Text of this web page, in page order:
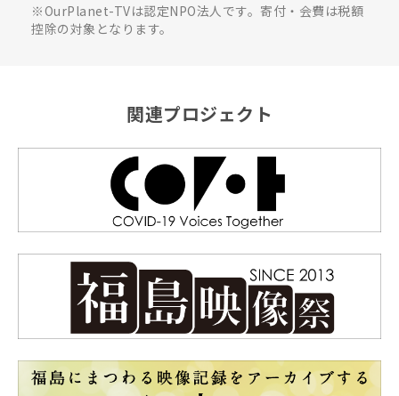
※OurPlanet-TVは認定NPO法人です。寄付・会費は税額
控除の対象となります。
関連プロジェクト